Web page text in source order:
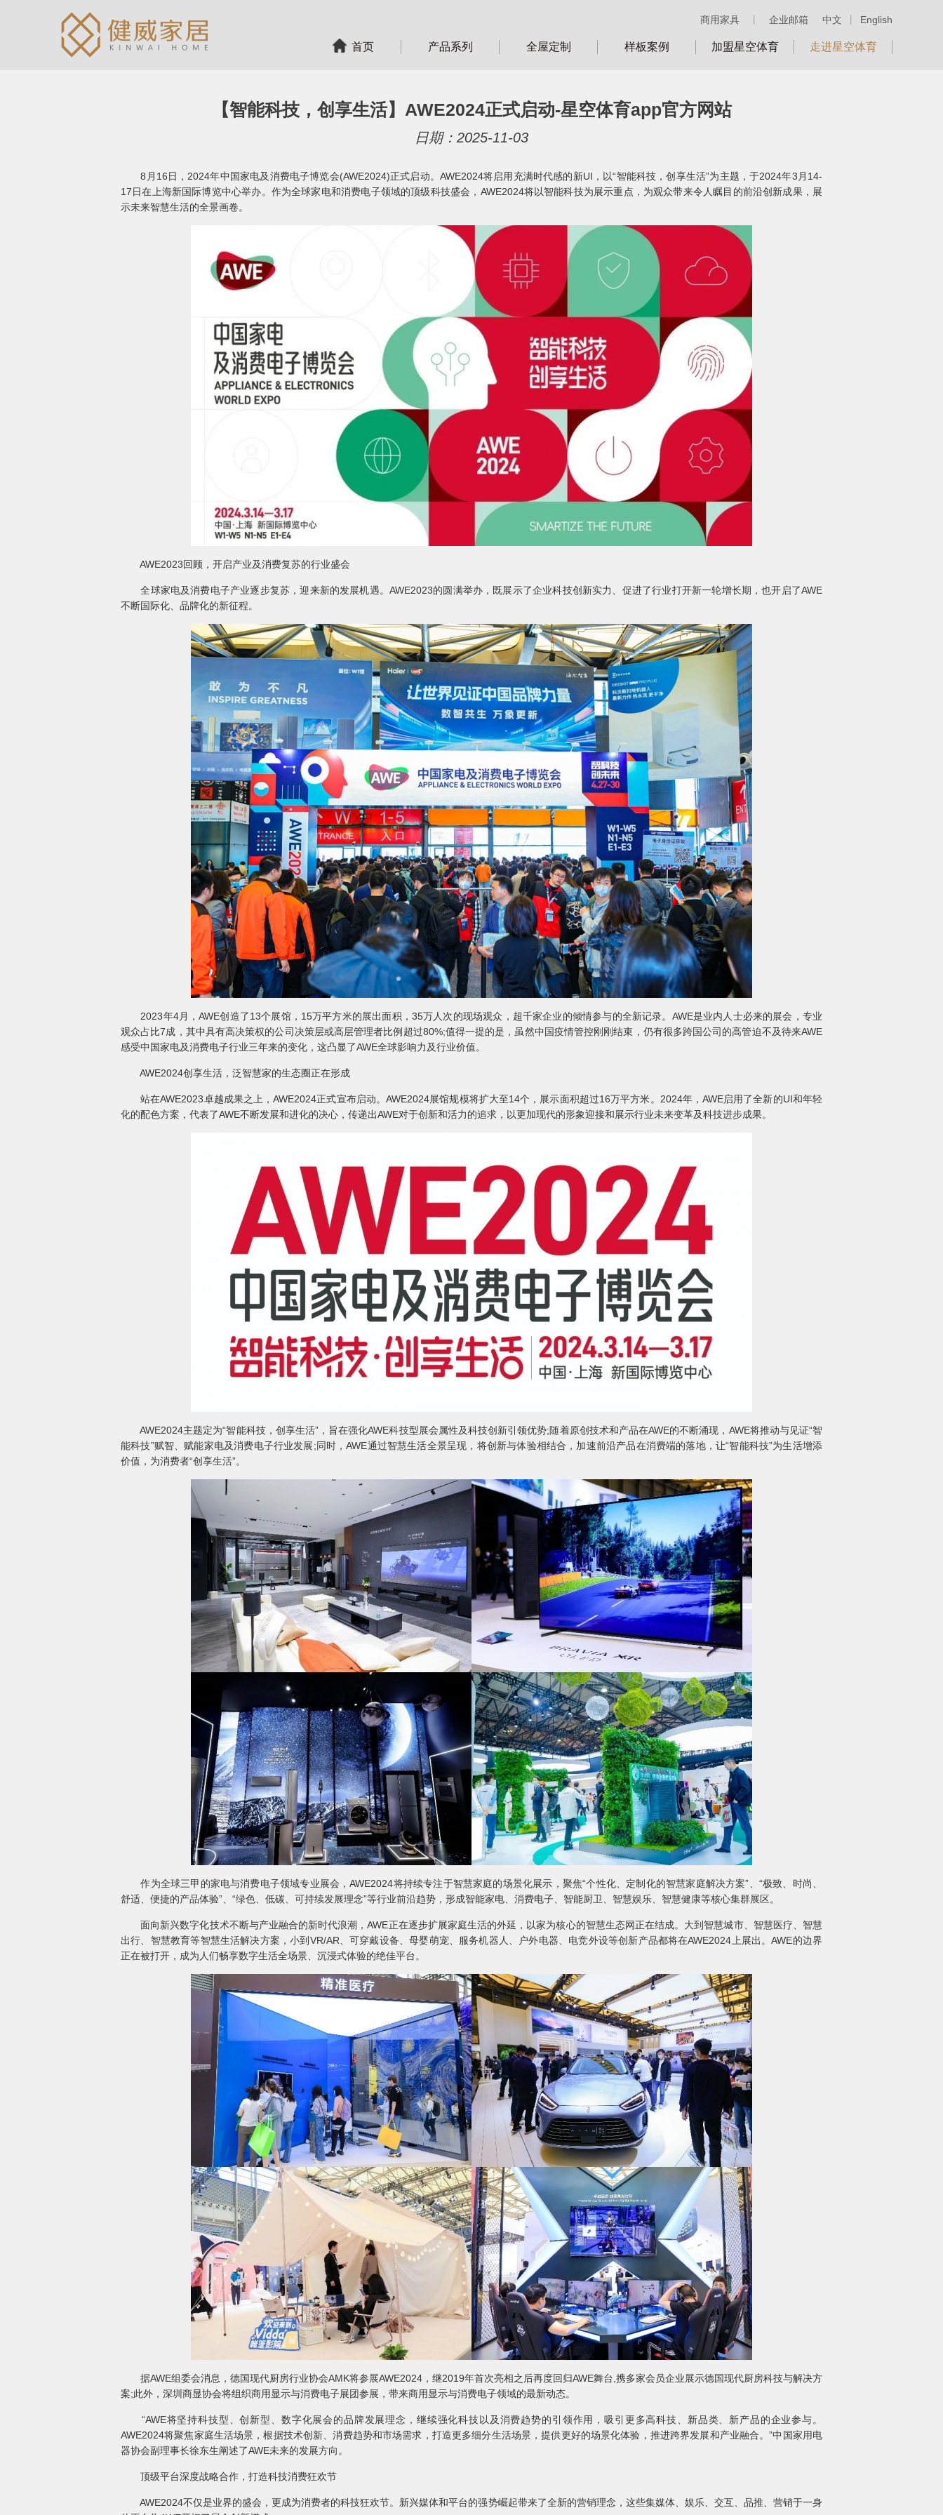
中文 English
商用家具 企业邮箱
首页 产品系列 全屋定制 样板案例 加盟星空体育 走进星空体育
【智能科技，创享生活】AWE2024正式启动-星空体育app官方网站
日期：2025-11-03
8月16日，2024年中国家电及消费电子博览会(AWE2024)正式启动。AWE2024将启用充满时代感的新UI，以“智能科技，创享生活”为主题，于2024年3月14-
17日在上海新国际博览中心举办。作为全球家电和消费电子领域的顶级科技盛会，AWE2024将以智能科技为展示重点，为观众带来令人瞩目的前沿创新成果，展
示未来智慧生活的全景画卷。
AWE2023回顾，开启产业及消费复苏的行业盛会
全球家电及消费电子产业逐步复苏，迎来新的发展机遇。AWE2023的圆满举办，既展示了企业科技创新实力、促进了行业打开新一轮增长期，也开启了AWE
不断国际化、品牌化的新征程。
2023年4月，AWE创造了13个展馆，15万平方米的展出面积，35万人次的现场观众，超千家企业的倾情参与的全新记录。AWE是业内人士必来的展会，专业
观众占比7成，其中具有高决策权的公司决策层或高层管理者比例超过80%;值得一提的是，虽然中国疫情管控刚刚结束，仍有很多跨国公司的高管迫不及待来AWE
感受中国家电及消费电子行业三年来的变化，这凸显了AWE全球影响力及行业价值。
AWE2024创享生活，泛智慧家的生态圈正在形成
站在AWE2023卓越成果之上，AWE2024正式宣布启动。AWE2024展馆规模将扩大至14个，展示面积超过16万平方米。2024年，AWE启用了全新的UI和年轻
化的配色方案，代表了AWE不断发展和进化的决心，传递出AWE对于创新和活力的追求，以更加现代的形象迎接和展示行业未来变革及科技进步成果。
AWE2024主题定为“智能科技，创享生活”，旨在强化AWE科技型展会属性及科技创新引领优势;随着原创技术和产品在AWE的不断涌现，AWE将推动与见证“智
能科技”赋智、赋能家电及消费电子行业发展;同时，AWE通过智慧生活全景呈现，将创新与体验相结合，加速前沿产品在消费端的落地，让“智能科技”为生活增添
价值，为消费者“创享生活”。
作为全球三甲的家电与消费电子领域专业展会，AWE2024将持续专注于智慧家庭的场景化展示，聚焦“个性化、定制化的智慧家庭解决方案”、“极致、时尚、
舒适、便捷的产品体验”、“绿色、低碳、可持续发展理念”等行业前沿趋势，形成智能家电、消费电子、智能厨卫、智慧娱乐、智慧健康等核心集群展区。
面向新兴数字化技术不断与产业融合的新时代浪潮，AWE正在逐步扩展家庭生活的外延，以家为核心的智慧生态网正在结成。大到智慧城市、智慧医疗、智慧
出行、智慧教育等智慧生活解决方案，小到VR/AR、可穿戴设备、母婴萌宠、服务机器人、户外电器、电竞外设等创新产品都将在AWE2024上展出。AWE的边界
正在被打开，成为人们畅享数字生活全场景、沉浸式体验的绝佳平台。
据AWE组委会消息，德国现代厨房行业协会AMK将参展AWE2024，继2019年首次亮相之后再度回归AWE舞台,携多家会员企业展示德国现代厨房科技与解决方
案;此外，深圳商显协会将组织商用显示与消费电子展团参展，带来商用显示与消费电子领域的最新动态。
“AWE将坚持科技型、创新型、数字化展会的品牌发展理念，继续强化科技以及消费趋势的引领作用，吸引更多高科技、新品类、新产品的企业参与。
AWE2024将聚焦家庭生活场景，根据技术创新、消费趋势和市场需求，打造更多细分生活场景，提供更好的场景化体验，推进跨界发展和产业融合。”中国家用电
器协会副理事长徐东生阐述了AWE未来的发展方向。
顶级平台深度战略合作，打造科技消费狂欢节
AWE2024不仅是业界的盛会，更成为消费者的科技狂欢节。新兴媒体和平台的强势崛起带来了全新的营销理念，这些集媒体、娱乐、交互、品推、营销于一身